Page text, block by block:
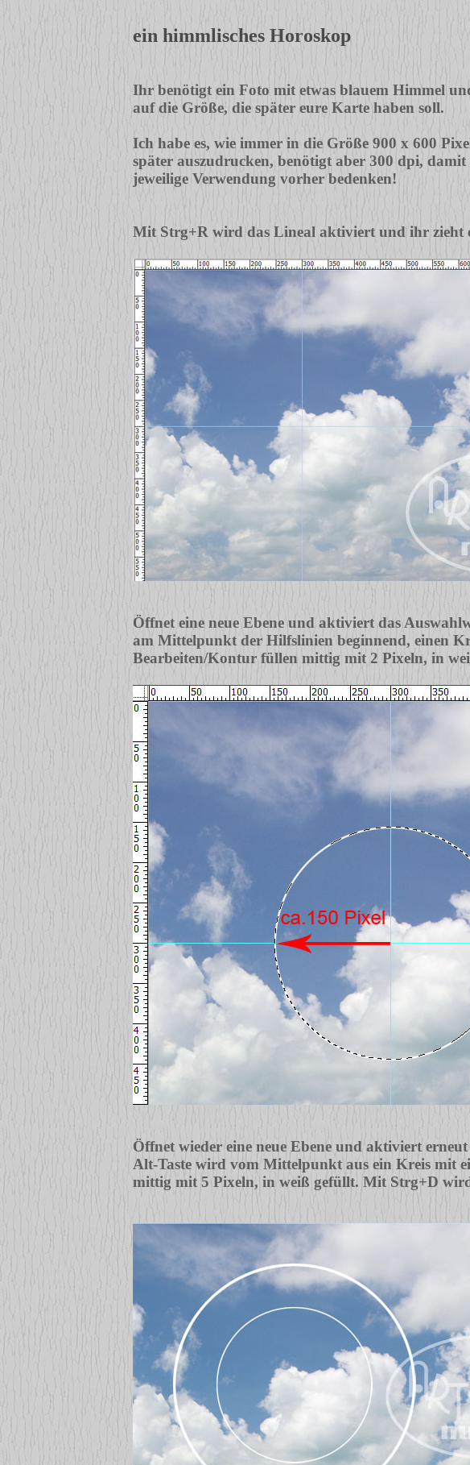
ein himmlisches Horoskop
Ihr benötigt ein Foto mit etwas blauem Himmel
auf die Größe, die später eure Karte haben soll.
Ich habe es, wie immer in die Größe 900 x 600
später auszudrucken, benötigt aber 300 dpi,
jeweilige Verwendung vorher bedenken!
Mit Strg+R wird das Lineal aktiviert und ihr zieht
Öffnet eine neue Ebene und aktiviert das
am Mittelpunkt der Hilfslinien beginnend, einen
Bearbeiten/Kontur füllen mittig mit 2 Pixeln, in
Öffnet wieder eine neue Ebene und aktiviert
Alt-Taste wird vom Mittelpunkt aus ein Kreis mit
mittig mit 5 Pixeln, in weiß gefüllt. Mit Strg+D